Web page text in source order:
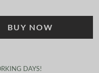
BUY NOW
DAYS!